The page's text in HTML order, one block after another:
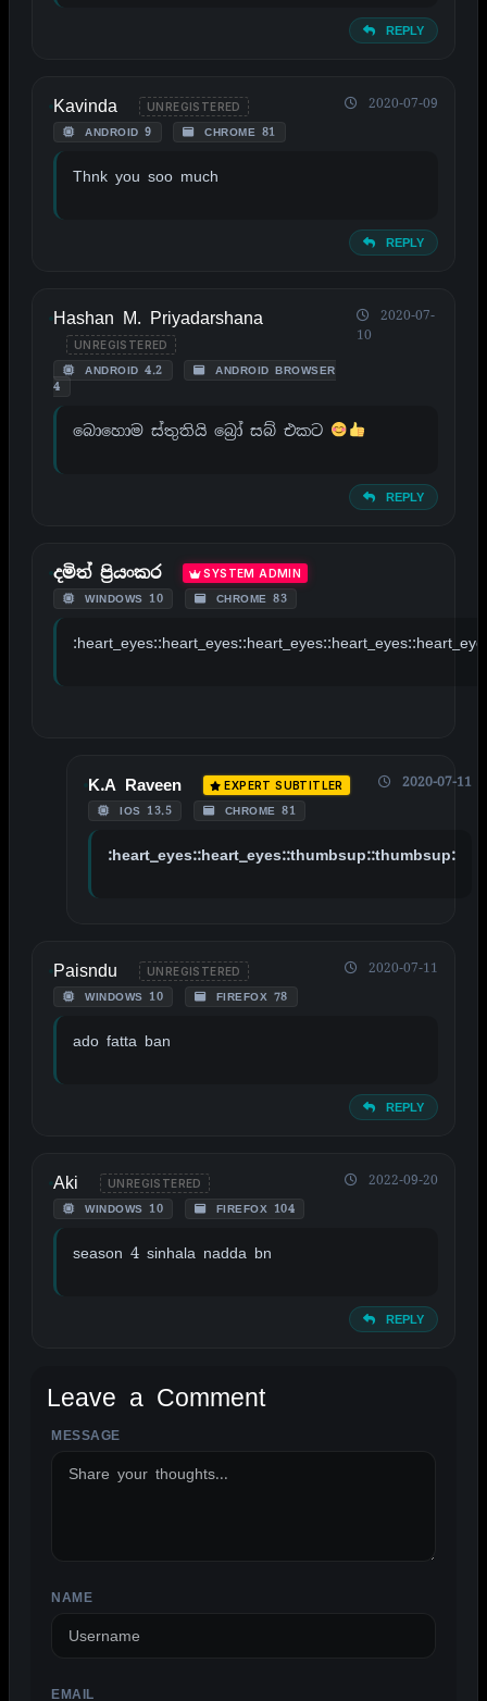
REPLY
Kavinda UNREGISTERED
ANDROID 9 CHROME 81
2020-07-09
Thnk you soo much
REPLY
Hashan M. Priyadarshana
UNREGISTERED
ANDROID 4.2
ANDROID BROWSER
4
2020-07-
10
බොහොම ස්තුතියි බ්‍රෝ සබ් එකට
REPLY
දමිත් ප්‍රියංකර SYSTEM ADMIN
WINDOWS 10 CHROME 83
K.A Raveen EXPERT SUBTITLER
IOS 13.5 CHROME 81
2020-07-11
:heart_eyes::heart_eyes::thumbsup::thumbsup:
Paisndu UNREGISTERED
WINDOWS 10 FIREFOX 78
2020-07-11
ado fatta ban
REPLY
Aki UNREGISTERED
WINDOWS 10 FIREFOX 104
2022-09-20
season 4 sinhala nadda bn
REPLY
Leave a Comment
MESSAGE
NAME
EMAIL
ALTERNATIVE: